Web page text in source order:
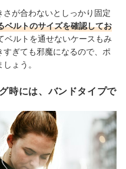
が合わないとしっかり固定
ベルトのサイズを確認してお
ベルトを通せないケースもみ
ぎても邪魔になるので、ポ
ょう。
時には、バンドタイプで